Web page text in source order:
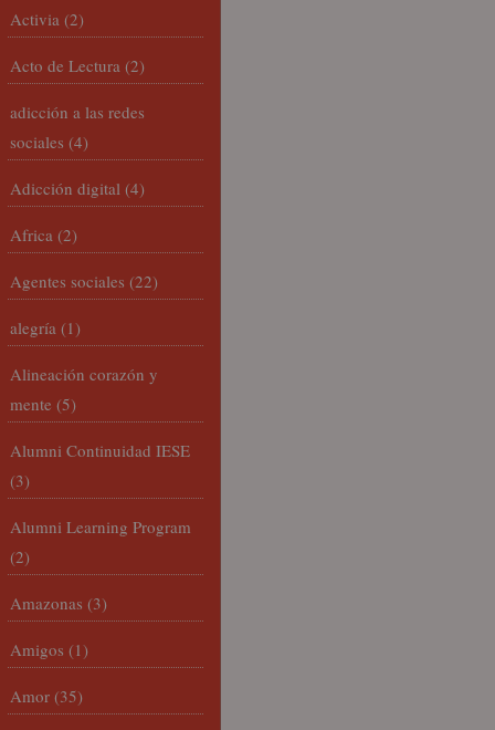
Activia (2)
Acto de Lectura (2)
adicción a las redes
sociales (4)
Adicción digital (4)
Africa (2)
Agentes sociales (22)
alegría (1)
Alineación corazón y
mente (5)
Alumni Continuidad IESE
(3)
Alumni Learning Program
(2)
Amazonas (3)
Amigos (1)
Amor (35)